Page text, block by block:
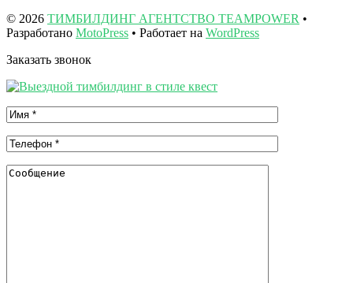
© 2026 ТИМБИЛДИНГ АГЕНТСТВО TEAMPOWER •
Разработано MotoPress • Работает на WordPress
Заказать звонок